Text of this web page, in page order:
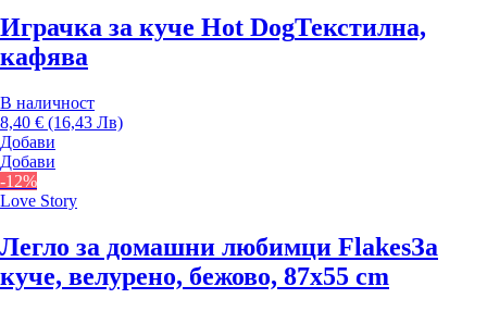
Играчка за куче Hot DogТекстилна,
кафява
В наличност
8,40 € (16,43 Лв)
Добави
Добави
-12%
Love Story
Легло за домашни любимци FlakesЗа
куче, велурено, бежово, 87x55 cm